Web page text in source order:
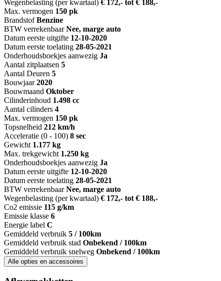
Wegenbelasting (per kwartaal) € 172,- tot € 188,-
Max. vermogen 150 pk
Brandstof Benzine
BTW verrekenbaar Nee, marge auto
Datum eerste uitgifte 12-10-2020
Datum eerste toelating 28-05-2021
Onderhoudsboekjes aanwezig Ja
Aantal zitplaatsen 5
Aantal Deuren 5
Bouwjaar 2020
Bouwmaand Oktober
Cilinderinhoud 1.498 cc
Aantal cilinders 4
Max. vermogen 150 pk
Topsnelheid 212 km/h
Acceleratie (0 - 100) 8 sec
Gewicht 1.177 kg
Max. trekgewicht 1.250 kg
Onderhoudsboekjes aanwezig Ja
Datum eerste uitgifte 12-10-2020
Datum eerste toelating 28-05-2021
BTW verrekenbaar Nee, marge auto
Wegenbelasting (per kwartaal) € 172,- tot € 188,-
Co2 emissie 115 g/km
Emissie klasse 6
Energie label C
Gemiddeld verbruik 5 / 100km
Gemiddeld verbruik stad Onbekend / 100km
Gemiddeld verbruik snelweg Onbekend / 100km
Alle opties en accessoires